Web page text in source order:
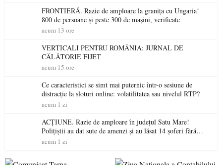
FRONTIERĂ. Razie de amploare la granița cu Ungaria!
800 de persoane și peste 300 de mașini, verificate
acum 13 ore
VERTICALI PENTRU ROMÂNIA: JURNAL DE
CĂLĂTORIE FIJET
acum 15 ore
Ce caracteristici se simt mai puternic într-o sesiune de
distracție la sloturi online: volatilitatea sau nivelul RTP?
acum 1 zi
ACȚIUNE. Razie de amploare în județul Satu Mare!
Polițiștii au dat sute de amenzi și au lăsat 14 șoferi fără
permis într-o singură zi
acum 1 zi